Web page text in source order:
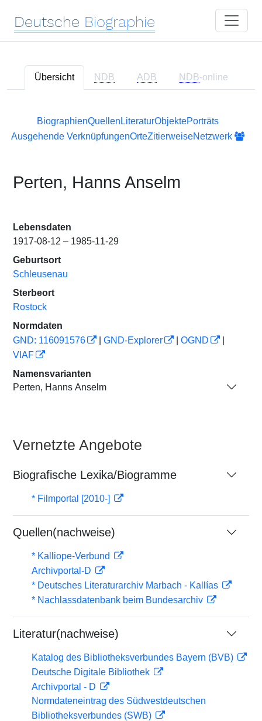
Deutsche Biographie
Übersicht NDB ADB NDB-online
BiographienQuellen LiteraturObjektePorträts
Ausgehende VerknüpfungenOrteZitierweiseNetzwerk
Perten, Hanns Anselm
Lebensdaten
1917-08-12 – 1985-11-29
Geburtsort
Schleusenau
Sterbeort
Rostock
Normdaten
GND: 116091576
GND-Explorer OGND
VIAF
Namensvarianten
Perten, Hanns Anselm
Vernetzte Angebote
Biografische Lexika/Biogramme
* Filmportal [2010-]
Quellen(nachweise)
* Kalliope-Verbund
Archivportal-D
* Deutsches Literaturarchiv Marbach - Kallías
* Nachlassdatenbank beim Bundesarchiv
Literatur(nachweise)
Katalog des Bibliotheksverbundes Bayern (BVB)
Deutsche Digitale Bibliothek
Archivportal - D
Normdateneintrag des Südwestdeutschen
Bibliotheksverbundes (SWB)